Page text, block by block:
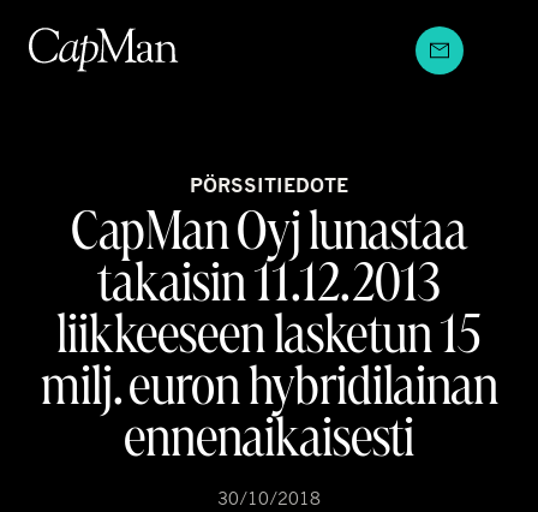
sisältöön
PÖRSSITIEDOTE
CapMan Oyj lunastaa
takaisin 11.12.2013
liikkeeseen lasketun 15
milj. euron hybridilainan
ennenaikaisesti
30/10/2018